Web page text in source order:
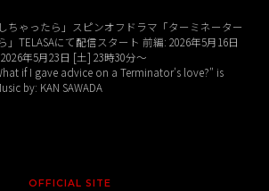
ちゃったら」スピンオフドラマ「ターミネーター
TELASAにて配信スタート 前編: 2026年5月16日
年5月23日 [土] 23時30分～
if I gave advice on a Terminator's love?" is
by: KAN SAWADA
OFFICIAL SITE